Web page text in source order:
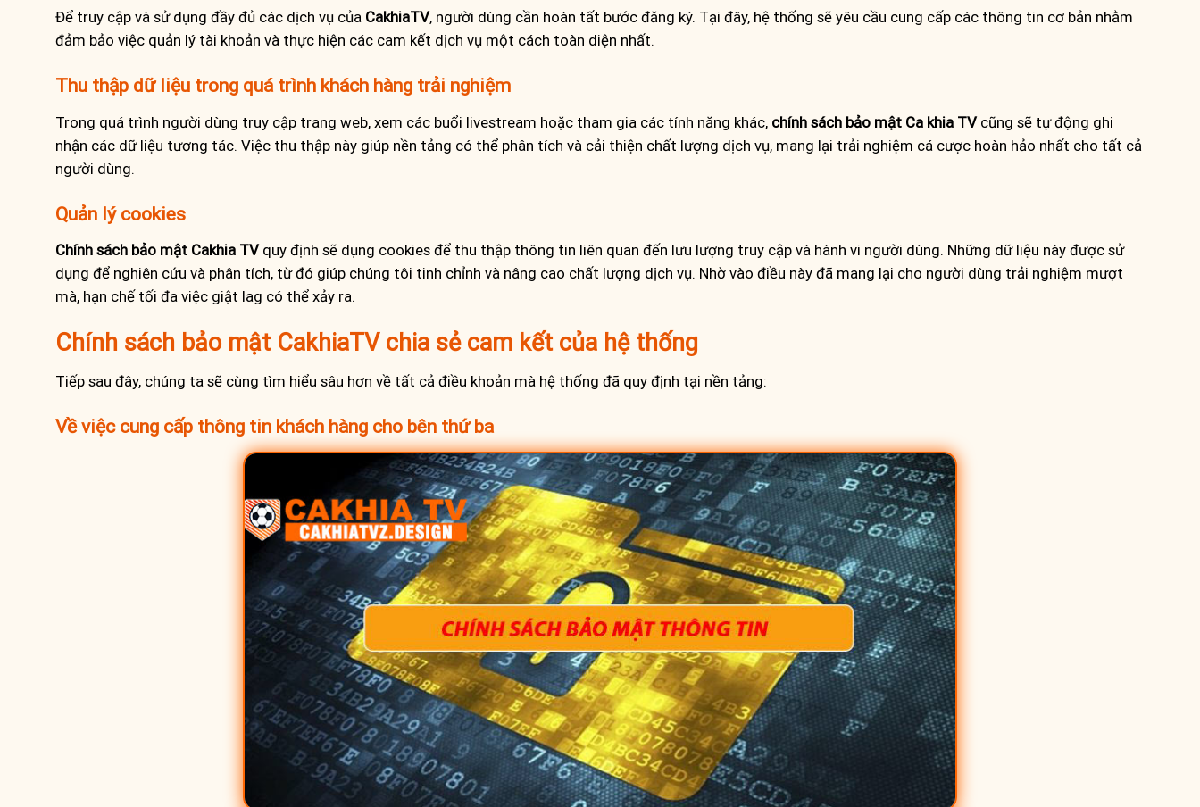
Để truy cập và sử dụng đầy đủ các dịch vụ của CakhiaTV, người dùng cần hoàn tất bước đăng ký. Tại đây, hệ thống sẽ yêu cầu cung cấp các thông tin cơ bản nhằm
đảm bảo việc quản lý tài khoản và thực hiện các cam kết dịch vụ một cách toàn diện nhất.
Thu thập dữ liệu trong quá trình khách hàng trải nghiệm
Trong quá trình người dùng truy cập trang web, xem các buổi livestream hoặc tham gia các tính năng khác, chính sách bảo mật Ca khia TVcũng sẽ tự động ghi
nhận các dữ liệu tương tác. Việc thu thập này giúp nền tảng có thể phân tích và cải thiện chất lượng dịch vụ, mang lại trải nghiệm cá cược hoàn hảo nhất cho tất cả
người dùng.
Quản lý cookies
Chính sách bảo mật Cakhia TVquy định sẽ dụng cookies để thu thập thông tin liên quan đến lưu lượng truy cập và hành vi người dùng. Những dữ liệu này được sử
dụng để nghiên cứu và phân tích, từ đó giúp chúng tôi tinh chỉnh và nâng cao chất lượng dịch vụ. Nhờ vào điều này đã mang lại cho người dùng trải nghiệm mượt
mà, hạn chế tối đa việc giật lag có thể xảy ra.
Chính sách bảo mật CakhiaTV chia sẻ cam kết của hệ thống
Tiếp sau đây, chúng ta sẽ cùng tìm hiểu sâu hơn về tất cả điều khoản mà hệ thống đã quy định tại nền tảng:
Về việc cung cấp thông tin khách hàng cho bên thứ ba